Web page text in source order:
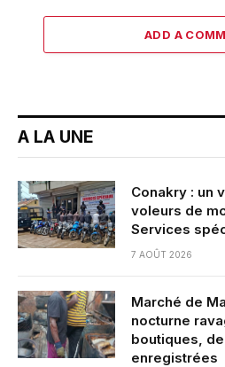
ADD A
A LA UNE
Conakry : un
voleurs de
Services
7 AOÛT 2026
Marché de
nocturne
boutiques,
enregistrées